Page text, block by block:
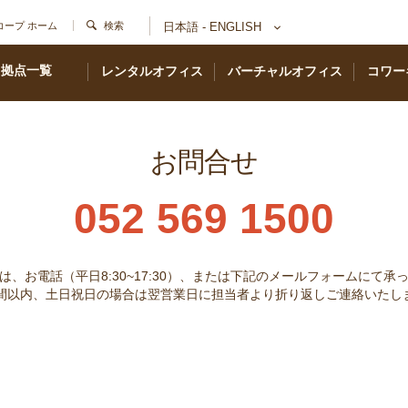
ープ ホーム 検索 日本語 - ENGLISH
レンタルオフィス バーチャルオフィス コワ
拠点一覧
お問合せ
052 569 1500
、お電話（平日8:30~17:30）、または下記のメールフォームにて承
以内、土日祝日の場合は翌営業日に担当者より折り返しご連絡いたし